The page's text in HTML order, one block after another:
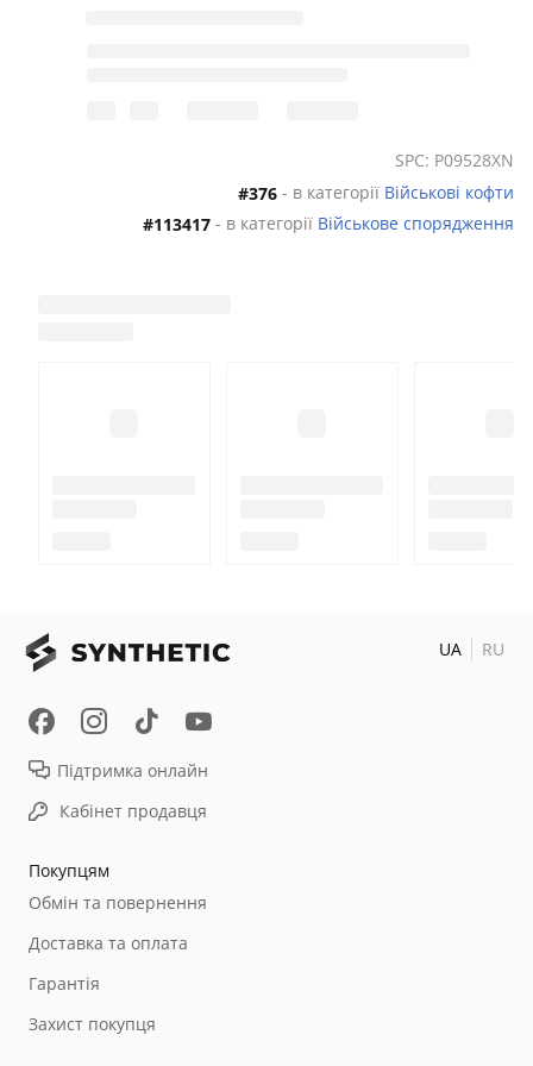
SPC: P09528XN
#376 - в категорії Військові кофти
#113417 - в категорії Військове спорядження
Покупцям
Обмін та повернення
Доставка та оплата
Гарантія
Захист покупця
Підтримка онлайн
Кабінет продавця
UA RU